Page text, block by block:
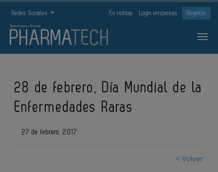
Redes Sociales Es noticia Login empresas Registro
28 de febrero, Día Mundial de la
Enfermedades Raras
27 de febrero, 2017
< Volver